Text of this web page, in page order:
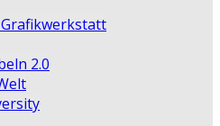
2.0